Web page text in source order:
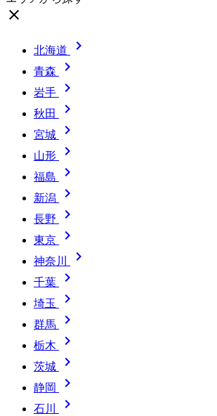
close
北海道 
青森 
岩手 
秋田 
宮城 
山形 
福島 
新潟 
長野 
東京 
神奈川 
千葉 
埼玉 
群馬 
栃木 
茨城 
静岡 
石川 